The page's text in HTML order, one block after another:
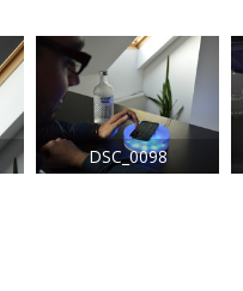
DSC_0098